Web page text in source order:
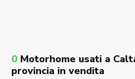
0 Motorhome usati a
provincia in vendita